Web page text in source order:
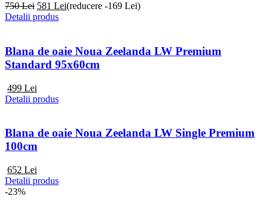
750 Lei 581 Lei(reducere -169 Lei)
Detalii produs
Blana de oaie Noua Zeelanda LW Premium
Standard 95x60cm
499 Lei
Detalii produs
Blana de oaie Noua Zeelanda LW Single Premium
100cm
652 Lei
Detalii produs
-23%